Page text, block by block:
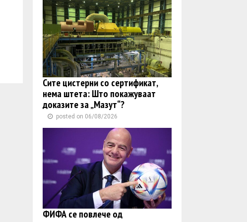
Сите цистерни со сертификат,
нема штета: Што покажуваат
доказите за „Мазут“?
posted on 06/08/2026
ФИФА се повлече од